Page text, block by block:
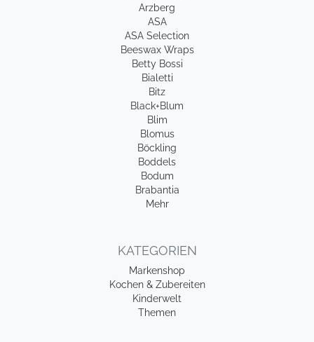
Arzberg
ASA
ASA Selection
Beeswax Wraps
Betty Bossi
Bialetti
Bitz
Black+Blum
Blim
Blomus
Böckling
Boddels
Bodum
Brabantia
Mehr
KATEGORIEN
Markenshop
Kochen & Zubereiten
Kinderwelt
Themen